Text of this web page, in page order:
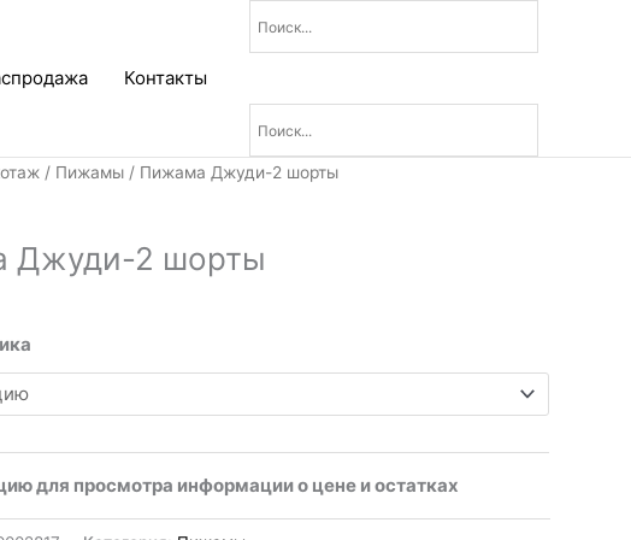
Контакты
/ Пижамы / Пижама Джуди-2 шорты
Джуди-2 шорты
для просмотра информации о цене и остатках